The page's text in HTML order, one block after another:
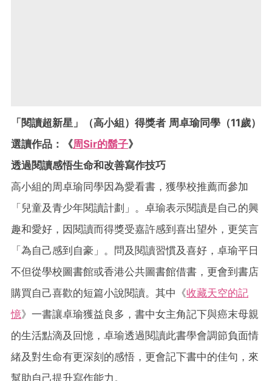
「閱讀超新星」（高小組）得獎者 周卓瑜同學（11歲）
選讀作品：《周Sir的鬍子》
透過閱讀感悟生命和改善寫作技巧
高小組的周卓瑜同學因為愛看書，獲學校推薦而參加
「兒童及青少年閱讀計劃」。卓瑜表示閱讀是自己的興
趣和愛好，因閱讀而得獎受嘉許感到喜出望外，更笑言
「為自己感到自豪」。問及閱讀習慣及喜好，卓瑜平日
不但從學校圖書館或香港公共圖書館借書，更會到書店
購買自己喜歡的短篇小說閱讀。其中《收藏天空的記
憶》一書讓卓瑜獲益良多，書中女主角記下與癌末母親
的生活點滴及回憶，卓瑜透過閱讀此書學會調節負面情
緒及對生命有更深刻的感悟，更會記下書中的佳句，來
幫助自己提升寫作能力。